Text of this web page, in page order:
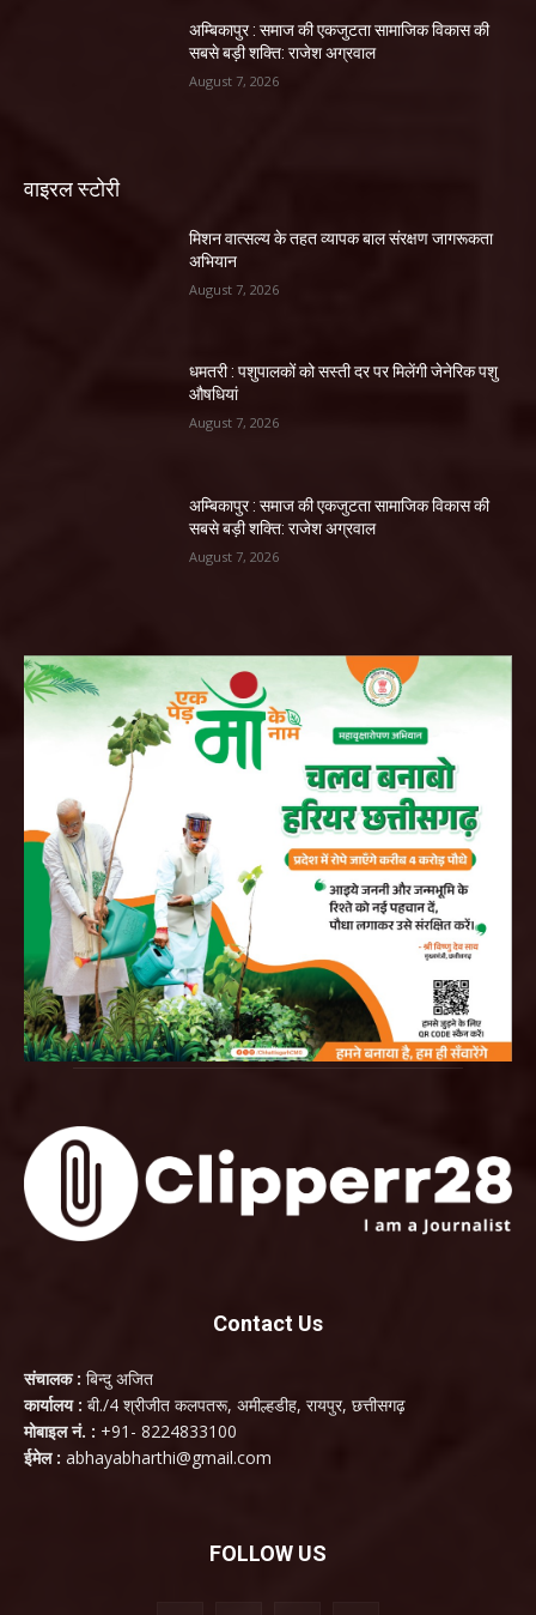
अम्बिकापुर : समाज की एकजुटता सामाजिक विकास की
सबसे बड़ी शक्ति: राजेश अग्रवाल
August 7, 2026
वाइरल स्टोरी
मिशन वात्सल्य के तहत व्यापक बाल संरक्षण जागरूकता
अभियान
August 7, 2026
धमतरी : पशुपालकों को सस्ती दर पर मिलेंगी जेनेरिक पशु
औषधियां
August 7, 2026
अम्बिकापुर : समाज की एकजुटता सामाजिक विकास की
सबसे बड़ी शक्ति: राजेश अग्रवाल
August 7, 2026
Contact Us
संचालक : बिन्दु अजित
कार्यालय : बी./4 श्रीजीत कलपतरू, अमील्हडीह, रायपुर, छत्तीसगढ़
मोबाइल नं. : +91- 8224833100
ईमेल : abhayabharthi@gmail.com
FOLLOW US